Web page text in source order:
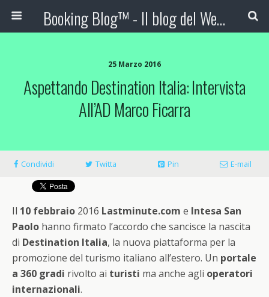
Booking Blog™ - Il blog del Web Marketing Turistico
25 Marzo 2016
Aspettando Destination Italia: Intervista
All’AD Marco Ficarra
Condividi Twitta Pin E-mail
Il 10 febbraio 2016 Lastminute.com e Intesa San
Paolo hanno firmato l’accordo che sancisce la nascita
di Destination Italia, la nuova piattaforma per la
promozione del turismo italiano all’estero. Un portale
a 360 gradi rivolto ai turisti ma anche agli operatori
internazionali.